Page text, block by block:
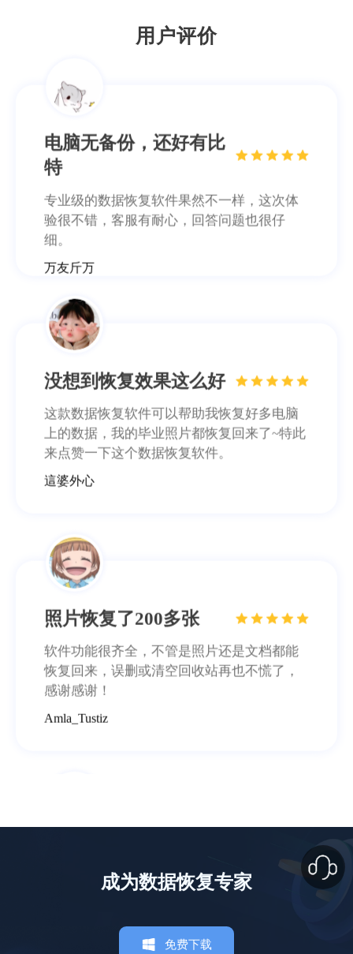
用户评价
电脑无备份，还好有比
特
专业级的数据恢复软件果然不一样，这次体
验很不错，客服有耐心，回答问题也很仔
细。
万友斤万
没想到恢复效果这么好
这款数据恢复软件可以帮助我恢复好多电脑
上的数据，我的毕业照片都恢复回来了~特此
来点赞一下这个数据恢复软件。
這婆外心
照片恢复了200多张
软件功能很齐全，不管是照片还是文档都能
恢复回来，误删或清空回收站再也不慌了，
感谢感谢！
Amla_Tustiz
本人上了年纪了，不太会操作，专业老师们
成为数据恢复专家
免费下载